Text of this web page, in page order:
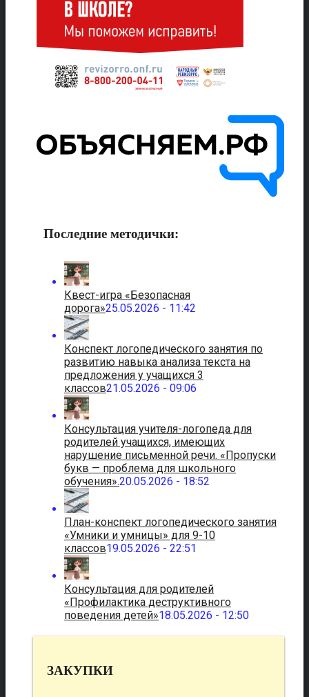
Последние методички:
Квест-игра «Безопасная
дорога»25.05.2026 - 11:42
Конспект логопедического занятия по
развитию навыка анализа текста на
предложения у учащихся 3
классов21.05.2026 - 09:06
Консультация учителя-логопеда для
родителей учащихся, имеющих
нарушение письменной речи. «Пропуски
букв — проблема для школьного
обучения».20.05.2026 - 18:52
План-конспект логопедического занятия
«Умники и умницы» для 9-10
классов19.05.2026 - 22:51
Консультация для родителей
«Профилактика деструктивного
поведения детей»18.05.2026 - 12:50
ЗАКУПКИ